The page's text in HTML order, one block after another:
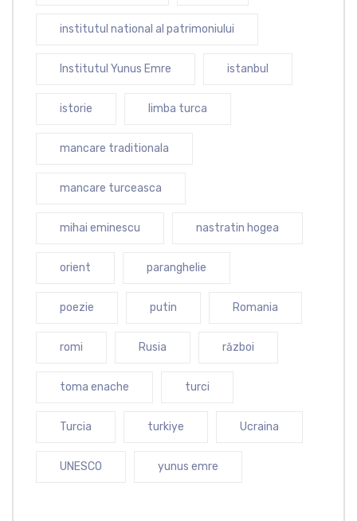
institutul national al patrimoniului
Institutul Yunus Emre istanbul
istorie limba turca
mancare traditionala
mancare turceasca
mihai eminescu nastratin hogea
orient paranghelie
poezie putin Romania
romi Rusia război
toma enache turci
Turcia turkiye Ucraina
UNESCO yunus emre